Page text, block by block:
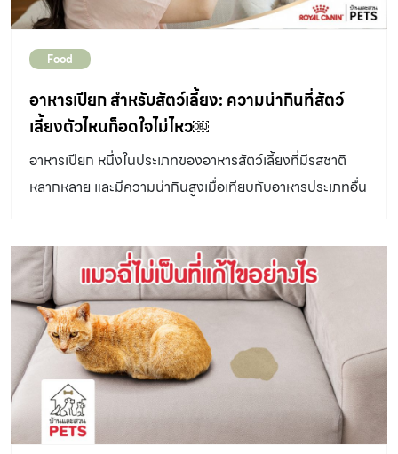
จะทำทุกอย่างในกิจวัตรประจำวันช้าลงกว่าเดิม และมีแนวโน้ม
ต้องหากิจกรรมบางอย่างที่จำเป็นต่อการส่งเสริมสุขภาพให้กับ
แมว และตัวเจ้าของก็เป็นปัจจัยที่มีบทบาทสำคัญอย่างมากต่อ
การดูแลสวัสดิภาพของพวกเขา จัดเวลาเล่นกับแมวเป็นประจำ
ทุกวัน สัตวแพทย์แนะนำว่า เมื่อแมวอายุมากขึ้น พวกเขามักจะ
ไม่ชอบเคลื่อนไหวร่างกาย เจ้าของควรจัดเวลาเล่นกับพวกเขา
บ่อยขึ้น แต่ใช้เวลาสั้น ๆ 5 – 7 นาที โดยการใช้ไม้ตกแมว หรือ
ที่นอน นอกจากนี้ การสำรวจหนึ่งในสหรัฐอเมริกา พบว่า แมว
เด็กสามารถกระตุ้นควากระตือรือร้นของแมวแก่ได้ อย่างไร
ก็ตาม คุณควรพิจารณาความพร้อมของคุณให้ถี่ถ้วนและ
รอบคอบ ก่อนนำลูกแมวตัวใหม่เข้าบ้าน รวมไปถึงคุณต้อง
รู้จักนิสัยแมวตัวเดิมของคุณอย่างดีด้วย ลองพิจารณาอาหาร
เสริมสูตรบำรุงกระดูกและข้อ แมวแก่ส่วนใหญ่มักเกิดปัญหา
สุขภาพตามมา โดยเฉพาะ โรคข้ออักเสบ […]
Food
อาหารเปียก สำหรับสัตว์เลี้ยง: ความน่ากินที่สัตว์
เลี้ยงตัวไหนก็อดใจไม่ไหว￼
อาหารเปียก หนึ่งในประเภทของอาหารสัตว์เลี้ยงที่มีรสชาติ
หลากหลาย และมีความน่ากินสูงเมื่อเทียบกับอาหารประเภทอื่น
เปียกนอกจากจะมีกลิ่น และรสสัมผัสที่เย้ายวน ช่วยกระตุ้น
ความอยากอาหารของสัตว์เลี้ยงมากขึ้น ยังสามารถช่วยเพิ่ม
น้ำในมื้ออาหารได้อีกด้วย อาหารเปียกจึงมักถูกนำไปใช้ร่วมกับ
การรักษาของสัตวแพทย์ เนื่องจาก สัตว์เลี้ยงในภาวะเจ็บป่วย
มักจะเบื่ออาหาร กินอาหารยาก หรือต้องป้อนอาหารผ่านสาย
ยาง สัตวแพทย์จึงเลือกใช้อาหารเปียกในกระบวนการป้อนยา
ซึ่งเป็นการช่วยให้สัตว์เลี้ยงกินอาหารได้มากขึ้น ปัจจุบัน ผู้